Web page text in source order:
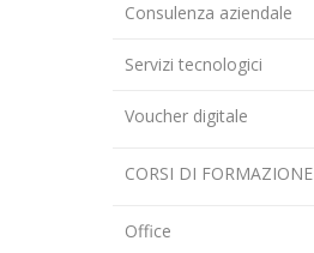
Consulenza aziendale
Servizi tecnologici
Voucher digitale
CORSI DI FORMAZIONE
Office